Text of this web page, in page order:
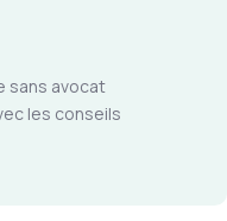
sans avocat
les conseils